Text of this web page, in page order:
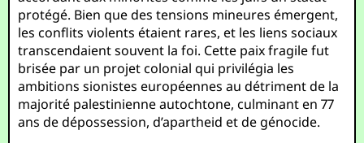
protégé. Bien que des tensions mineures émergent,
les conflits violents étaient rares, et les liens sociaux
transcendaient souvent la foi. Cette paix fragile fut
brisée par un projet colonial qui privilégia les
ambitions sionistes européennes au détriment de la
majorité palestinienne autochtone, culminant en 77
ans de dépossession, d’apartheid et de génocide.